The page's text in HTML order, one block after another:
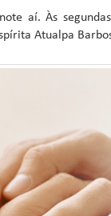
aí. Às
Atualpa